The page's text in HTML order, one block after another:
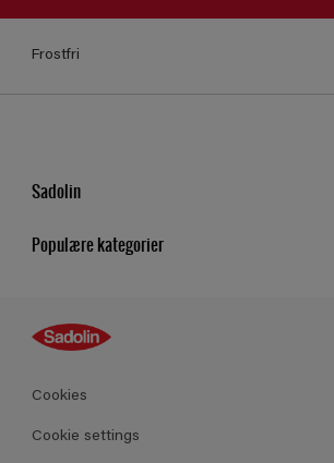
Frostfri
Sadolin
Populære kategorier
Farver
Produkter
Cookies
Cookie settings